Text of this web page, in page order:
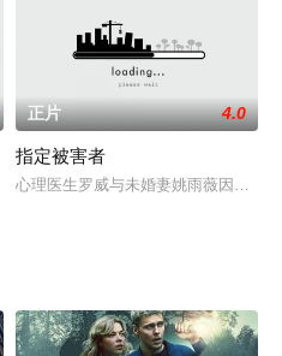
亲的遗愿，踏上火车
他却身不由己地陷入了帮会组织的交
饰）是一名牛仔，同时也是一位富
正片 4.0
指定被害者
心理医生罗威与未婚妻姚雨薇因在火